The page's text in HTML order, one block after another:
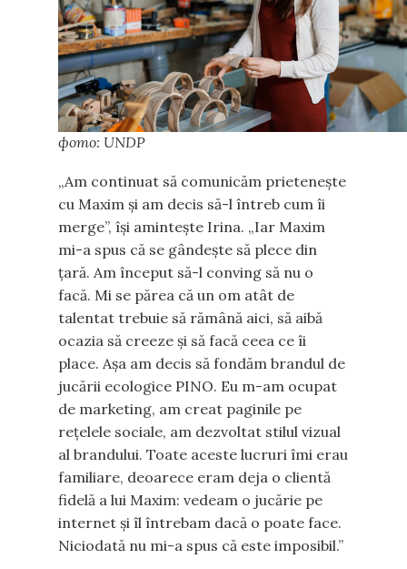
фото: UNDP
„Am continuat să comunicăm prietenește
cu Maxim și am decis să-l întreb cum îi
merge”, își amintește Irina. „Iar Maxim
mi-a spus că se gândește să plece din
țară. Am început să-l conving să nu o
facă. Mi se părea că un om atât de
talentat trebuie să rămână aici, să aibă
ocazia să creeze și să facă ceea ce îi
place. Așa am decis să fondăm brandul de
jucării ecologice PINO. Eu m-am ocupat
de marketing, am creat paginile pe
rețelele sociale, am dezvoltat stilul vizual
al brandului. Toate aceste lucruri îmi erau
familiare, deoarece eram deja o clientă
fidelă a lui Maxim: vedeam o jucărie pe
internet și îl întrebam dacă o poate face.
Niciodată nu mi-a spus că este imposibil.”